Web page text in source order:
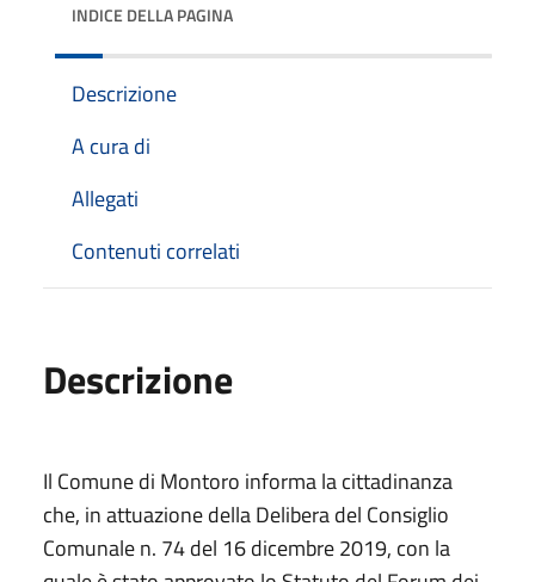
INDICE DELLA PAGINA
Descrizione
A cura di
Allegati
Contenuti correlati
Descrizione
Il Comune di Montoro informa la cittadinanza
che, in attuazione della Delibera del Consiglio
Comunale n. 74 del 16 dicembre 2019, con la